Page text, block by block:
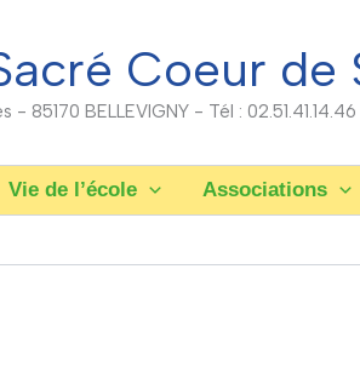
Coeur de
- 85170 BELLEVIGNY - Tél : 02.51.41.14.46
Vie de l’école Associations